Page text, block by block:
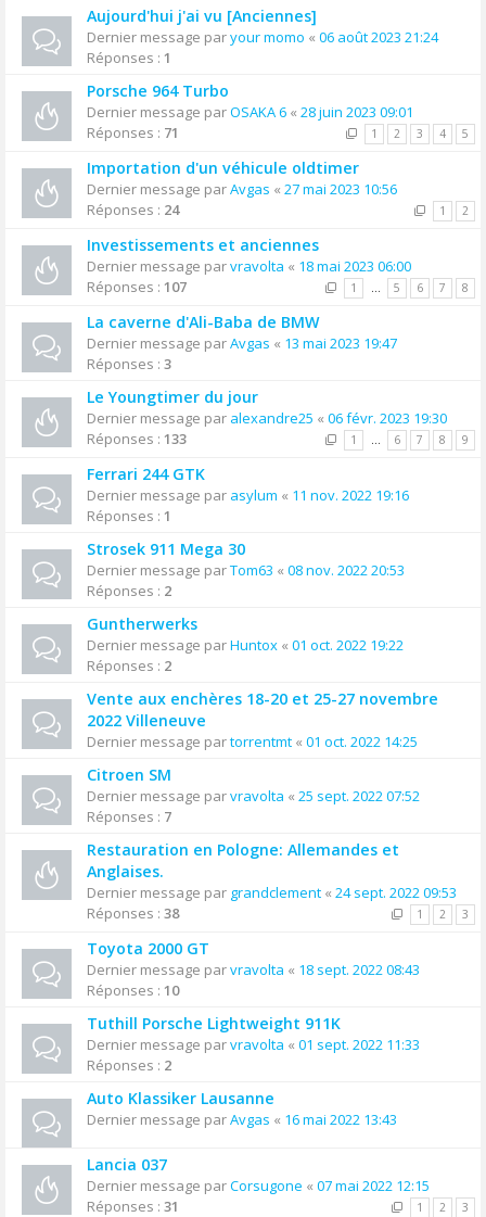
Aujourd'hui j'ai vu [Anciennes]
Dernier message paryour momo « 06 août 2023 21:24
Réponses : 1
Porsche 964 Turbo
Dernier message parOSAKA 6 « 28 juin 2023 09:01
Réponses : 71 1 2 3 4 5
Importation d'un véhicule oldtimer
Dernier message parAvgas « 27 mai 2023 10:56
Réponses : 24 1 2
Investissements et anciennes
Dernier message parvravolta « 18 mai 2023 06:00
Réponses : 107 1 … 5 6 7 8
La caverne d'Ali-Baba de BMW
Dernier message parAvgas « 13 mai 2023 19:47
Réponses : 3
Le Youngtimer du jour
Dernier message par alexandre25 « 06 févr. 2023 19:30
Réponses : 133 1 … 6 7 8 9
Ferrari 244 GTK
Dernier message par asylum « 11 nov. 2022 19:16
Réponses : 1
Strosek 911 Mega 30
Dernier message parTom63 « 08 nov. 2022 20:53
Réponses : 2
Guntherwerks
Dernier message parHuntox « 01 oct. 2022 19:22
Réponses : 2
Vente aux enchères 18-20 et 25-27 novembre
2022 Villeneuve
Dernier message partorrentmt « 01 oct. 2022 14:25
Citroen SM
Dernier message parvravolta « 25 sept. 2022 07:52
Réponses : 7
Restauration en Pologne: Allemandes et
Anglaises.
Dernier message par grandclement « 24 sept. 2022 09:53
Réponses : 38 1 2 3
Toyota 2000 GT
Dernier message parvravolta « 18 sept. 2022 08:43
Réponses : 10
Tuthill Porsche Lightweight 911K
Dernier message parvravolta « 01 sept. 2022 11:33
Réponses : 2
Auto Klassiker Lausanne
Dernier message parAvgas « 16 mai 2022 13:43
Lancia 037
Dernier message parCorsugone « 07 mai 2022 12:15
Réponses : 31 1 2 3